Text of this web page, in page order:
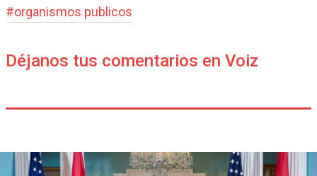
#organismos publicos
Déjanos tus comentarios en Voiz